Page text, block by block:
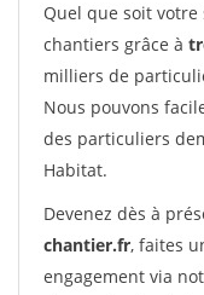
Quel que soit
chantiers grâce à
milliers de
Nous pouvons
des particuliers
Habitat.
Devenez dès à
chantier.fr, faites
engagement via